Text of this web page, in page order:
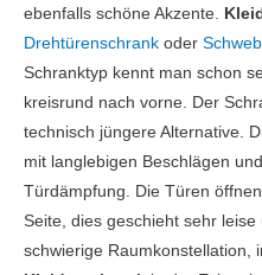
ebenfalls schöne Akzente.
Drehtürenschrank oder
Schranktyp kennt man schon
kreisrund nach vorne. Der
technisch jüngere Alternative.
mit langlebigen Beschlägen
Türdämpfung. Die Türen
Seite, dies geschieht sehr
schwierige Raumkonstellation,